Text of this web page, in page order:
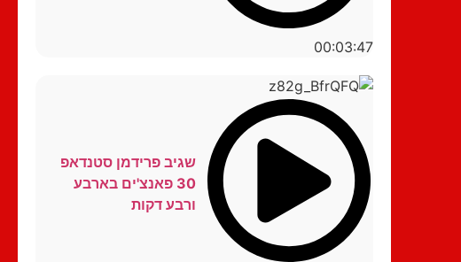
00:03:47
שגיב פרידמן סטנדאפ
30 פאנצ'ים בארבע
ורבע דקות